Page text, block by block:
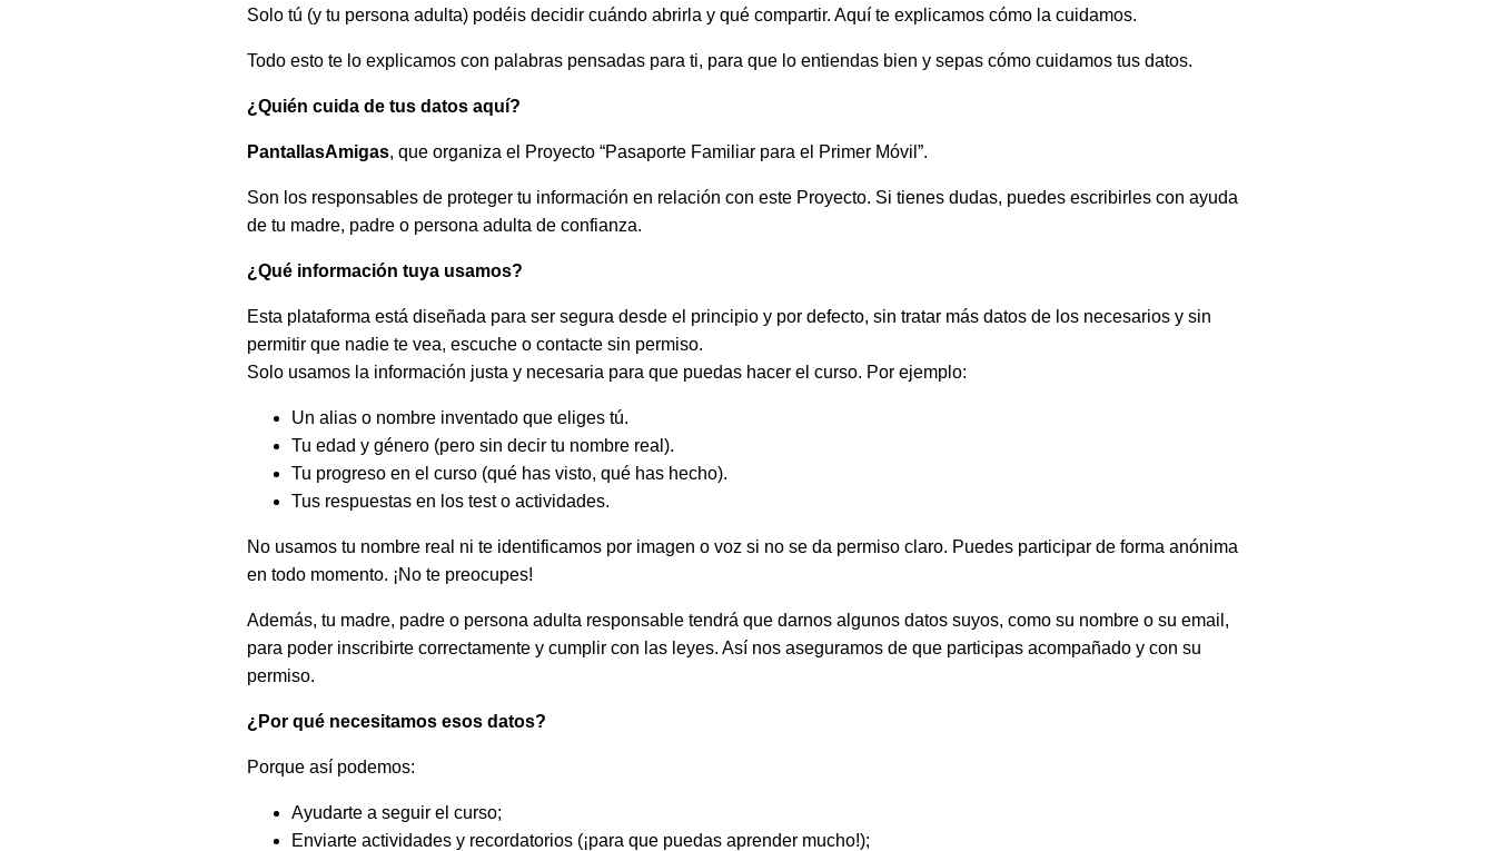
Solo tú (y tu persona adulta) podéis decidir cuándo abrirla y qué compartir. Aquí te explicamos cómo la cuidamos.
Todo esto te lo explicamos con palabras pensadas para ti, para que lo entiendas bien y sepas cómo cuidamos tus datos.
¿Quién cuida de tus datos aquí?
PantallasAmigas, que organiza el Proyecto “Pasaporte Familiar para el Primer Móvil”.
Son los responsables de proteger tu información en relación con este Proyecto. Si tienes dudas, puedes escribirles con ayuda
de tu madre, padre o persona adulta de confianza.
¿Qué información tuya usamos?
Esta plataforma está diseñada para ser segura desde el principio y por defecto, sin tratar más datos de los necesarios y sin
permitir que nadie te vea, escuche o contacte sin permiso.
Solo usamos la información justa y necesaria para que puedas hacer el curso. Por ejemplo:
Un alias o nombre inventado que eliges tú.
Tu edad y género (pero sin decir tu nombre real).
Tu progreso en el curso (qué has visto, qué has hecho).
Tus respuestas en los test o actividades.
No usamos tu nombre real ni te identificamos por imagen o voz si no se da permiso claro. Puedes participar de forma anónima
en todo momento. ¡No te preocupes!
Además, tu madre, padre o persona adulta responsable tendrá que darnos algunos datos suyos, como su nombre o su email,
para poder inscribirte correctamente y cumplir con las leyes. Así nos aseguramos de que participas acompañado y con su
permiso.
¿Por qué necesitamos esos datos?
Porque así podemos:
Ayudarte a seguir el curso;
Enviarte actividades y recordatorios (¡para que puedas aprender mucho!);